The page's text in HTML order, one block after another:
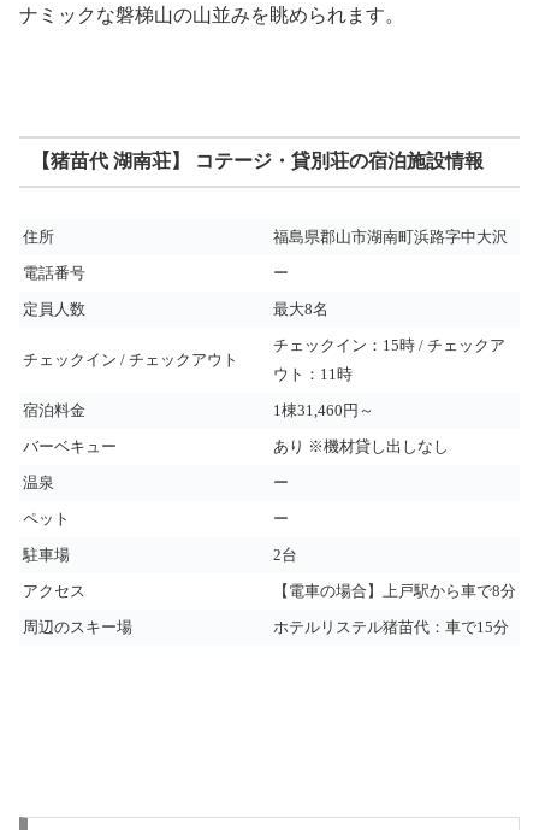
ナミックな磐梯山の山並みを眺められます。
【猪苗代 湖南荘】 コテージ・貸別荘の宿泊施設情報
住所 福島県郡山市湖南町浜路字中大沢
電話番号 ー
定員人数 最大8名
チェックイン / チェックアウト
チェックイン：15時 / チェックア
ウト：11時
宿泊料金 1棟31,460円～
バーベキュー あり ※機材貸し出しなし
温泉 ー
ペット ー
駐車場 2台
アクセス 【電車の場合】上戸駅から車で8分
周辺のスキー場 ホテルリステル猪苗代：車で15分